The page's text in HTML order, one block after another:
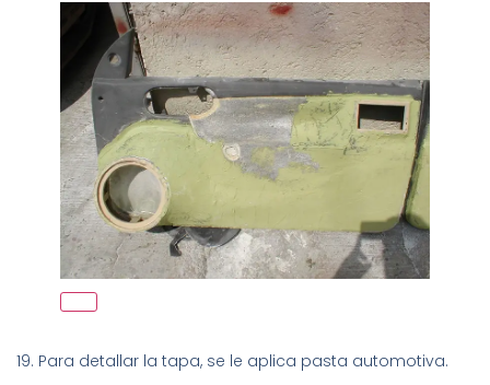
19. Para detallar la tapa, se le aplica pasta automotiva.